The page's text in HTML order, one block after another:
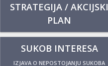
STRATEGIJA / AKCIJSKI
PLAN
SUKOB INTERESA
IZJAVA O NEPOSTOJANJU SUKOBA